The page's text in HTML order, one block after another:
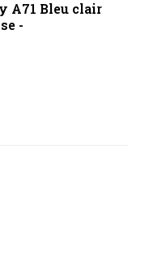
A71 Bleu clair
-